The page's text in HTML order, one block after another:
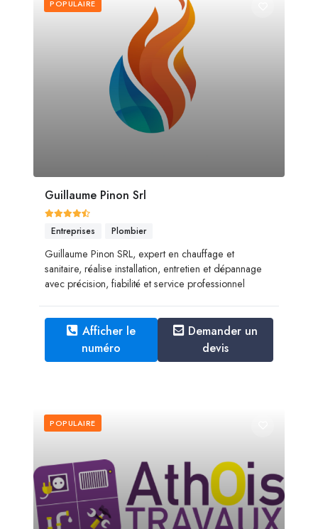
POPULAIRE
Guillaume Pinon Srl
Entreprises Plombier
Guillaume Pinon SRL, expert en chauffage et
sanitaire, réalise installation, entretien et dépannage
avec précision, fiabilité et service professionnel
Afficher le
numéro
Demander un
devis
POPULAIRE